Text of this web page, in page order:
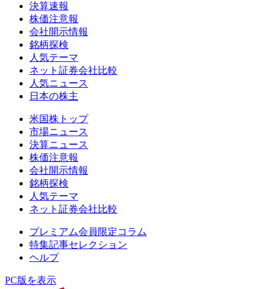
決算速報
株価注意報
会社開示情報
銘柄探検
人気テーマ
ネット証券会社比較
人気ニュース
日本の株主
米国株トップ
市場ニュース
決算ニュース
株価注意報
会社開示情報
銘柄探検
人気テーマ
ネット証券会社比較
プレミアム会員限定コラム
特集記事セレクション
ヘルプ
PC版を表示